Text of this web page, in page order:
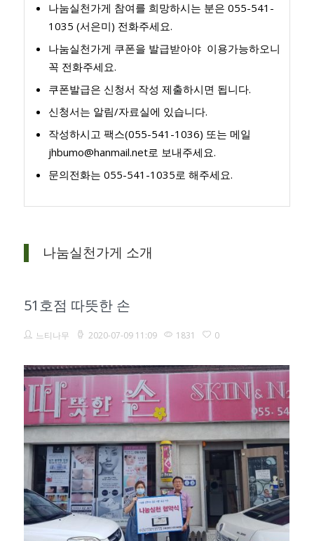
나눔실천가게 참여를 희망하시는 분은 055-541-
1035 (서은미) 전화주세요.
나눔실천가게 쿠폰을 발급받아야 이용가능하오니
꼭 전화주세요.
쿠폰발급은 신청서 작성 제출하시면 됩니다.
신청서는 알림/자료실에 있습니다.
작성하시고 팩스(055-541-1036) 또는 메일
jhbumo@hanmail.net로 보내주세요.
문의전화는 055-541-1035로 해주세요.
나눔실천가게 소개
51호점 따뜻한 손
느티나무 2020-07-09 11:09 1831 0